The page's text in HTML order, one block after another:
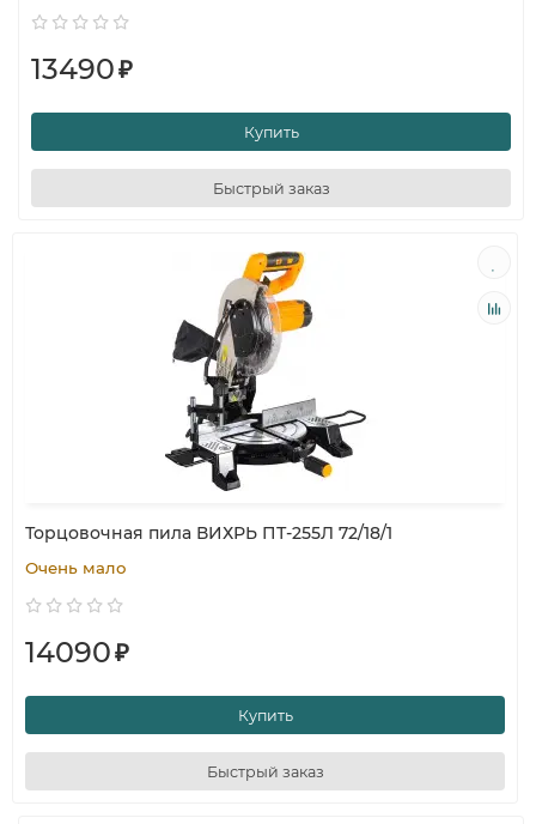
13490₽
Купить
Быстрый заказ
Торцовочная пила ВИХРЬ ПТ-255Л 72/18/1
Очень мало
14090₽
Купить
Быстрый заказ